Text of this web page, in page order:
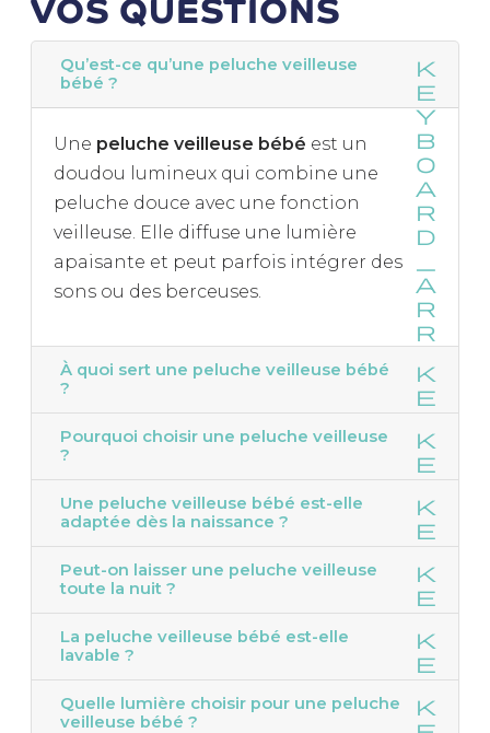
VOS QUESTIONS
Qu’est-ce qu’une peluche veilleuse
bébé ?
Une peluche veilleuse bébé est un
doudou lumineux qui combine une
peluche douce avec une fonction
veilleuse. Elle diffuse une lumière
apaisante et peut parfois intégrer des
sons ou des berceuses.
À quoi sert une peluche veilleuse bébé
?
Pourquoi choisir une peluche veilleuse
?
Une peluche veilleuse bébé est-elle
adaptée dès la naissance ?
Peut-on laisser une peluche veilleuse
toute la nuit ?
La peluche veilleuse bébé est-elle
lavable ?
Quelle lumière choisir pour une peluche
veilleuse bébé ?